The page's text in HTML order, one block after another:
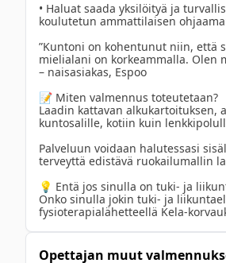
• Haluat saada yksilöityä ja
koulutetun ammattilaisen
”Kuntoni on kohentunut niin, että
mielialani on korkeammalla. Olen
– naisasiakas, Espoo
📝 Miten valmennus toteutetaan?
Laadin kattavan
kuntosalille, kotiin kuin
Palveluun voidaan halutessasi
terveyttä edistävä ruokailumallin
💡 Entä jos sinulla on tuki- ja
Onko sinulla jokin tuki- ja
fysioterapialähetteellä Kela-
Opettajan muut